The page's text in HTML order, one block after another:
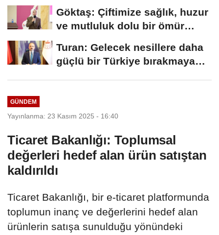
Göktaş: Çiftimize sağlık, huzur
ve mutluluk dolu bir ömür
Turan: Gelecek nesillere daha
güçlü bir Türkiye bırakmaya
GÜNDEM
Yayınlanma: 23 Kasım 2025 - 16:40
Ticaret Bakanlığı: Toplumsal
değerleri hedef alan ürün satıştan
kaldırıldı
Ticaret Bakanlığı, bir e-ticaret platformunda
toplumun inanç ve değerlerini hedef alan
ürünlerin satışa sunulduğu yönündeki